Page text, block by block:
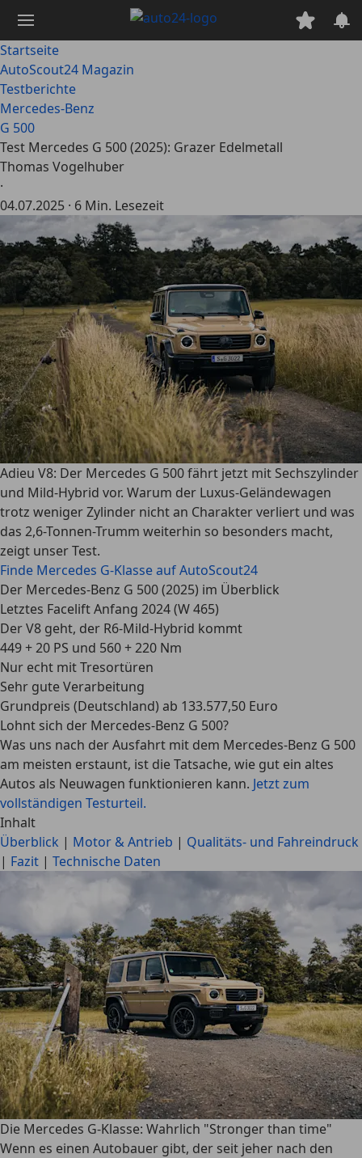
Hauptinhalt
springen
Startseite
AutoScout24 Magazin
Testberichte
Mercedes-Benz
G 500
Test Mercedes G 500 (2025): Grazer Edelmetall
Thomas Vogelhuber
·
04.07.2025 · 6 Min. Lesezeit
Adieu V8: Der Mercedes G 500 fährt jetzt mit Sechszylinder
und Mild-Hybrid vor. Warum der Luxus-Geländewagen
trotz weniger Zylinder nicht an Charakter verliert und was
das 2,6-Tonnen-Trumm weiterhin so besonders macht,
zeigt unser Test.
Finde Mercedes G-Klasse auf AutoScout24
Der Mercedes-Benz G 500 (2025) im Überblick
Letztes Facelift Anfang 2024 (W 465)
Der V8 geht, der R6-Mild-Hybrid kommt
449 + 20 PS und 560 + 220 Nm
Nur echt mit Tresortüren
Sehr gute Verarbeitung
Grundpreis (Deutschland) ab 133.577,50 Euro
Lohnt sich der Mercedes-Benz G 500?
Was uns nach der Ausfahrt mit dem Mercedes-Benz G 500
am meisten erstaunt, ist die Tatsache, wie gut ein altes
Autos als Neuwagen funktionieren kann. Jetzt zum
vollständigen Testurteil.
Inhalt
Überblick | Motor & Antrieb | Qualitäts- und Fahreindruck
| Fazit | Technische Daten
Die Mercedes G-Klasse: Wahrlich "Stronger than time"
Wenn es einen Autobauer gibt, der seit jeher nach den